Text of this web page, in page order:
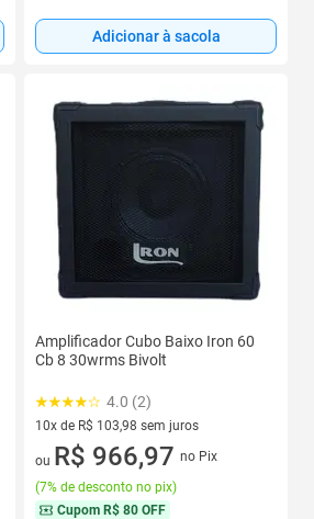
Adicionar à sacola
Amplificador Cubo Baixo Iron 60
Cb 8 30wrms Bivolt
4.0 (2)
10x de R$ 103,98 sem juros
10 vez de R$ 103,98 sem juros
ou R$ 966,97 no Pix
(7% de desconto no pix)
Cupom R$ 80 OFF